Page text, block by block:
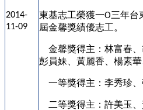
2014-
11-09
東基志工榮獲一O三年台
屆金馨獎績優志工。
金馨獎得主：林富春、
彭員妹、黃麗香、楊素
一等獎得主：李秀珍、
二等獎得主：許美玉、